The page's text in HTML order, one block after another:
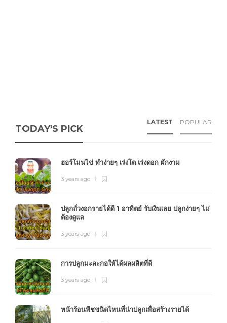
TODAY'S PICK
LATEST POPULAR
ฮอร์โมนไข่ ทำง่ายๆ เร่งโต เร่งดอก ผักงาม
3 years ago
ปลูกถั่วงอกรายได้ดี 1 อาทิตย์ รับเงินเลย ปลูกง่ายๆ ไม่
ต้องดูแล
3 years ago
การปลูกมะละกอให้ได้ผลผลิตที่ดี
3 years ago
หน้าร้อนพืชชนิดไหนที่น่าปลูกเพื่อสร้างรายได้